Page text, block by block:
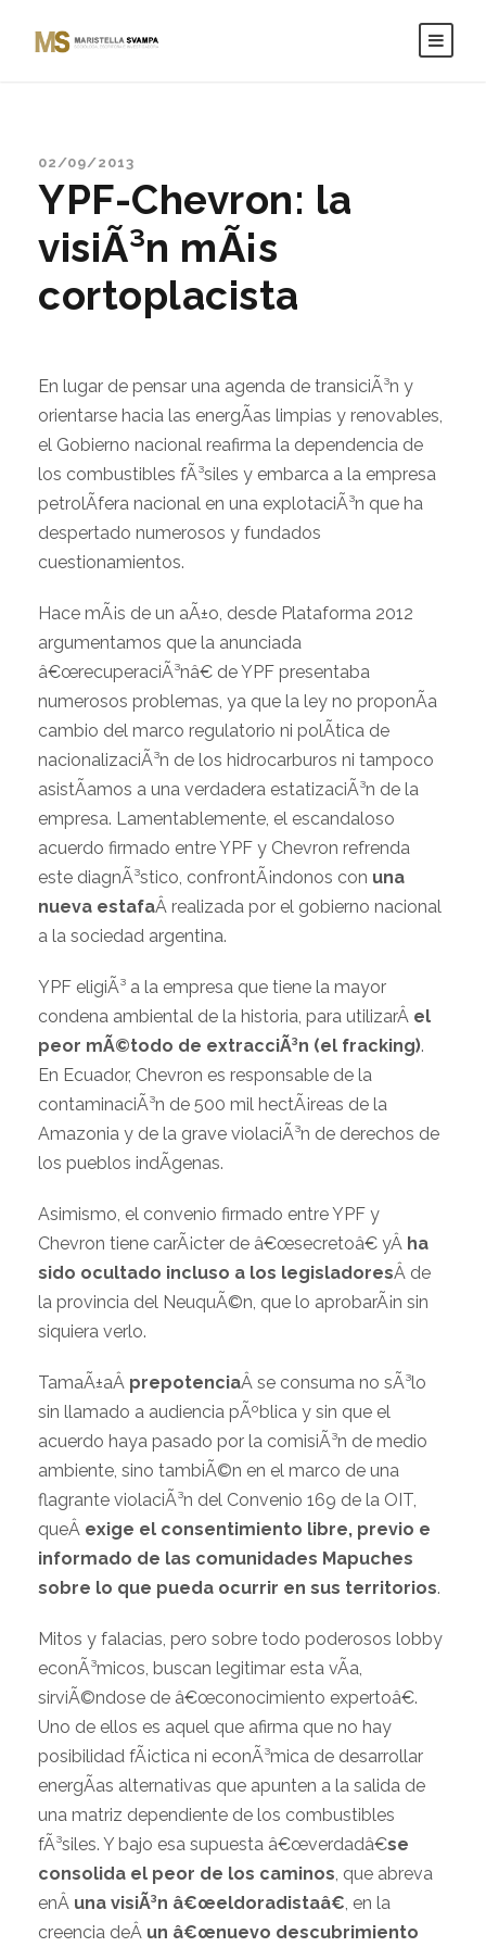
02/09/2013
YPF-Chevron: la
visiÃ³n mÃ¡s
cortoplacista
En lugar de pensar una agenda de transiciÃ³n y
orientarse hacia las energÃ­as limpias y renovables,
el Gobierno nacional reafirma la dependencia de
los combustibles fÃ³siles y embarca a la empresa
petrolÃ­fera nacional en una explotaciÃ³n que ha
despertado numerosos y fundados
cuestionamientos.
Hace mÃ¡s de un aÃ±o, desde Plataforma 2012
argumentamos que la anunciada
â€œrecuperaciÃ³nâ€ de YPF presentaba
numerosos problemas, ya que la ley no proponÃ­a
cambio del marco regulatorio ni polÃ­tica de
nacionalizaciÃ³n de los hidrocarburos ni tampoco
asistÃ­amos a una verdadera estatizaciÃ³n de la
empresa. Lamentablemente, el escandaloso
acuerdo firmado entre YPF y Chevron refrenda
este diagnÃ³stico, confrontÃ¡ndonos con una
nueva estafaÂ realizada por el gobierno nacional
a la sociedad argentina.
YPF eligiÃ³ a la empresa que tiene la mayor
condena ambiental de la historia, para utilizarÂ el
peor mÃ©todo de extracciÃ³n (el fracking).
En Ecuador, Chevron es responsable de la
contaminaciÃ³n de 500 mil hectÃ¡reas de la
Amazonia y de la grave violaciÃ³n de derechos de
los pueblos indÃ­genas.
Asimismo, el convenio firmado entre YPF y
Chevron tiene carÃ¡cter de â€œsecretoâ€ yÂ ha
sido ocultado incluso a los legisladoresÂ de
la provincia del NeuquÃ©n, que lo aprobarÃ¡n sin
siquiera verlo.
TamaÃ±aÂ prepotenciaÂ se consuma no sÃ³lo
sin llamado a audiencia pÃºblica y sin que el
acuerdo haya pasado por la comisiÃ³n de medio
ambiente, sino tambiÃ©n en el marco de una
flagrante violaciÃ³n del Convenio 169 de la OIT,
queÂ exige el consentimiento libre, previo e
informado de las comunidades Mapuches
sobre lo que pueda ocurrir en sus territorios.
Mitos y falacias, pero sobre todo poderosos lobby
econÃ³micos, buscan legitimar esta vÃ­a,
sirviÃ©ndose de â€œconocimiento expertoâ€.
Uno de ellos es aquel que afirma que no hay
posibilidad fÃ¡ctica ni econÃ³mica de desarrollar
energÃ­as alternativas que apunten a la salida de
una matriz dependiente de los combustibles
fÃ³siles. Y bajo esa supuesta â€œverdadâ€se
consolida el peor de los caminos, que abreva
enÂ una visiÃ³n â€œeldoradistaâ€, en la
creencia deÂ un â€œnuevo descubrimiento